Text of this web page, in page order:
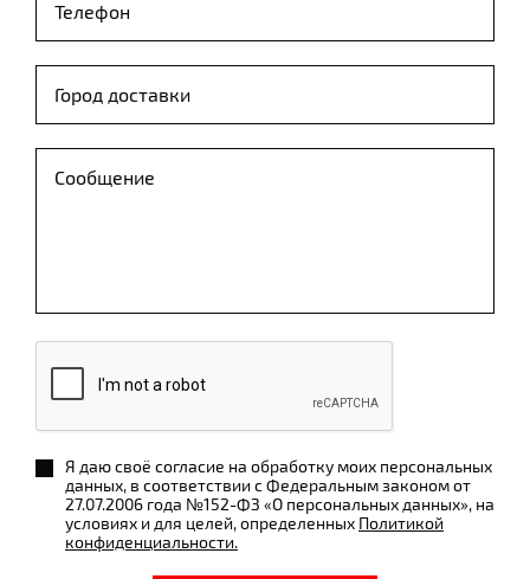
Я даю своё согласие на обработку моих персональных
данных, в соответствии с Федеральным законом от
27.07.2006 года №152-ФЗ «О персональных данных», на
условиях и для целей, определенных Политикой
конфиденциальности.